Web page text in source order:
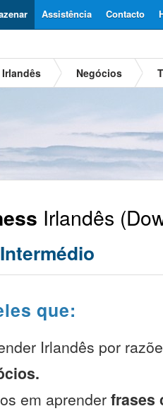
Contacto
Assistência
Negócios
Irlandês
que:
Irlandês por
em aprender frases